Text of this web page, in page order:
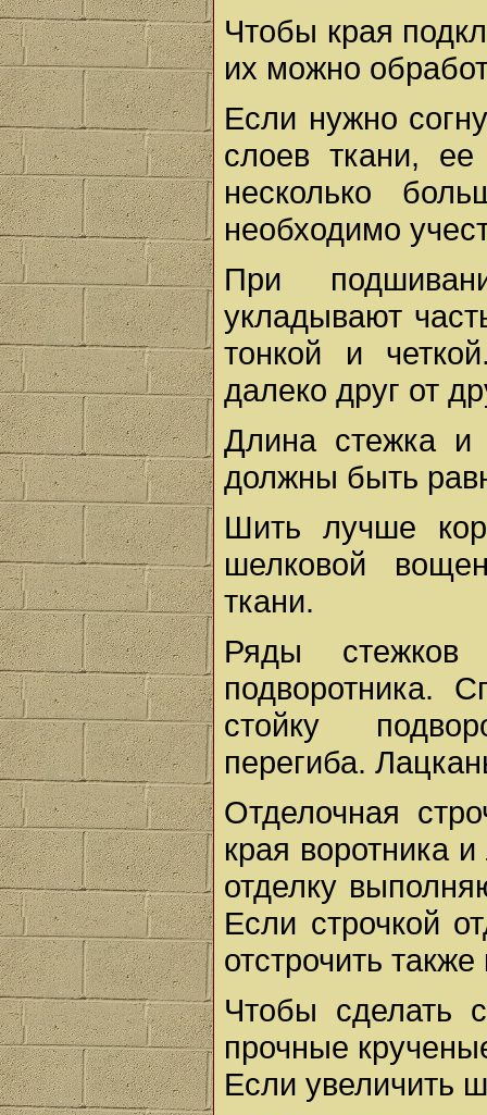
Чтобы края
их можно
Если нужно
слоев ткани,
несколько
необходимо
При
укладывают
тонкой и
далеко друг от
Длина стежка и
должны быть
Шить лучше
шелковой
ткани.
Ряды стежков
подворотника.
стойку
перегиба.
Отделочная
края воротника
отделку
Если строчкой
отстрочить
Чтобы сделать
прочные
Если увеличить